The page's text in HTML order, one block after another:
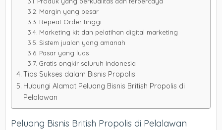
Margin yang besar
Repeat Order tinggi
Marketing kit dan pelatihan digital marketing
Sistem jualan yang amanah
Pasar yang luas
Gratis ongkir seluruh Indonesia
Tips Sukses dalam Bisnis Propolis
Hubungi Alamat Peluang Bisnis British Propolis di
Pelalawan
Peluang Bisnis British Propolis di Pelalawan